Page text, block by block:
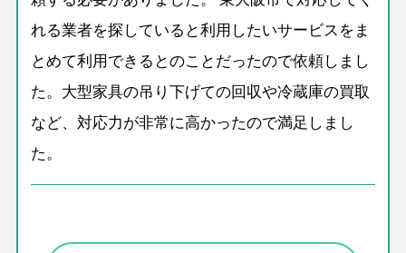
れる業者を探していると利用したいサービスをま
とめて利用できるとのことだったので依頼しまし
た。大型家具の吊り下げての回収や冷蔵庫の買取
など、対応力が非常に高かったので満足しまし
た。